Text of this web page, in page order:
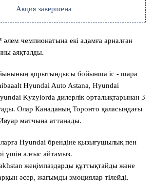
Акция завершена
чемпионатына екі адамға арналған
аяқталды.
қорытындысы бойынша іс - шара
Hyundai Auto Astana, Hyundai
Kyzylorda дилерлік орталықтарынан 3
Олар Канаданың Торонто қаласындағы
матчына аттанады.
Hyundai брендіне қызығушылық пен
үшін алғыс айтамыз.
жеңімпаздарды құттықтайды және
әсер, жағымды эмоциялар тілейді.